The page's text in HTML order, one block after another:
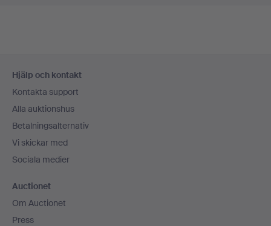
Hjälp och kontakt
Kontakta support
Alla auktionshus
Betalningsalternativ
Vi skickar med
Sociala medier
Auctionet
Om Auctionet
Press